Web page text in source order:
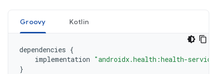
Groovy Kotlin
dependencies {
implementation "androidx.health:health-
}